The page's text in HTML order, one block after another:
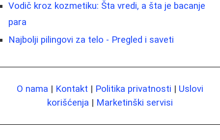
Vodič kroz kozmetiku: Šta vredi, a šta je bacanje
para
Najbolji pilingovi za telo - Pregled i saveti
O nama | Kontakt | Politika privatnosti | Uslovi
korišćenja | Marketinški servisi